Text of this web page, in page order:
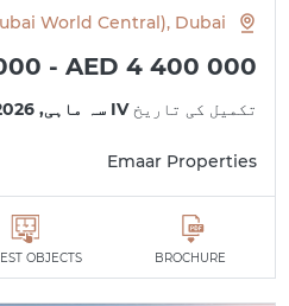
World Central), Dubai
- AED 4 400 000
تکمیل کی تاریخIV سہ ماہی, 2026 (قبل از تعمیر/آف پلان)
Emaar Properties
BROCHURE
OBJECTS